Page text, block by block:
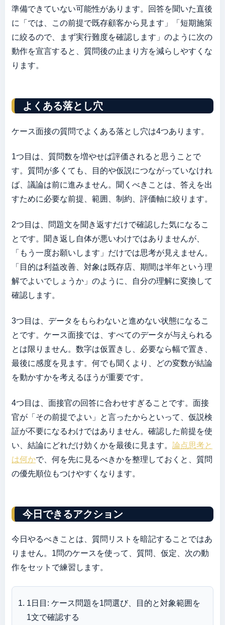
準備できていない可能性があります。回答を聞いた直後
に「では、この前提で既存顧客から見ます」「短期施策
に絞るので、まず実行難度を確認します」のように次の
動作を宣言すると、質問後の止まり方を減らしやすくな
ります。
よくある落とし穴
ケース面接の質問でよくある落とし穴は4つあります。
1つ目は、質問数を増やせば評価されると思うことで
す。質問が多くても、目的や仮説につながっていなけれ
ば、議論は前に進みません。聞くべきことは、答えを出
すために必要な前提、範囲、制約、評価軸に絞ります。
2つ目は、問題文を聞き返すだけで確認した気になるこ
とです。聞き返し自体が悪いわけではありませんが、
「もう一度お願いします」だけでは思考が見えません。
「目的は利益改善、対象は既存店、期間は半年という理
解でよいでしょうか」のように、自分の理解に変換して
確認します。
3つ目は、データをもらわないと進めない状態になるこ
とです。ケース面接では、すべてのデータが与えられる
とは限りません。数字は仮置きし、必要なら幅で置き、
最後に感度を見ます。何でも聞くより、どの変数が結論
を動かすかを考えるほうが重要です。
4つ目は、面接官の回答に合わせすぎることです。面接
官が「その前提でよい」と言ったからといって、仮説検
証が不要になるわけではありません。確認した前提を使
い、結論にどれだけ効くかを最後に見ます。 論点思考と
は何かで、何を先に見るべきかを整理しておくと、質問
の優先順位もつけやすくなります。
今日できるアクション
今日やるべきことは、質問リストを暗記することではあ
りません。1問のケースを使って、質問、仮定、次の動
作をセットで練習します。
1日目: ケース問題を1問選び、目的と対象範囲を
1文で確認する